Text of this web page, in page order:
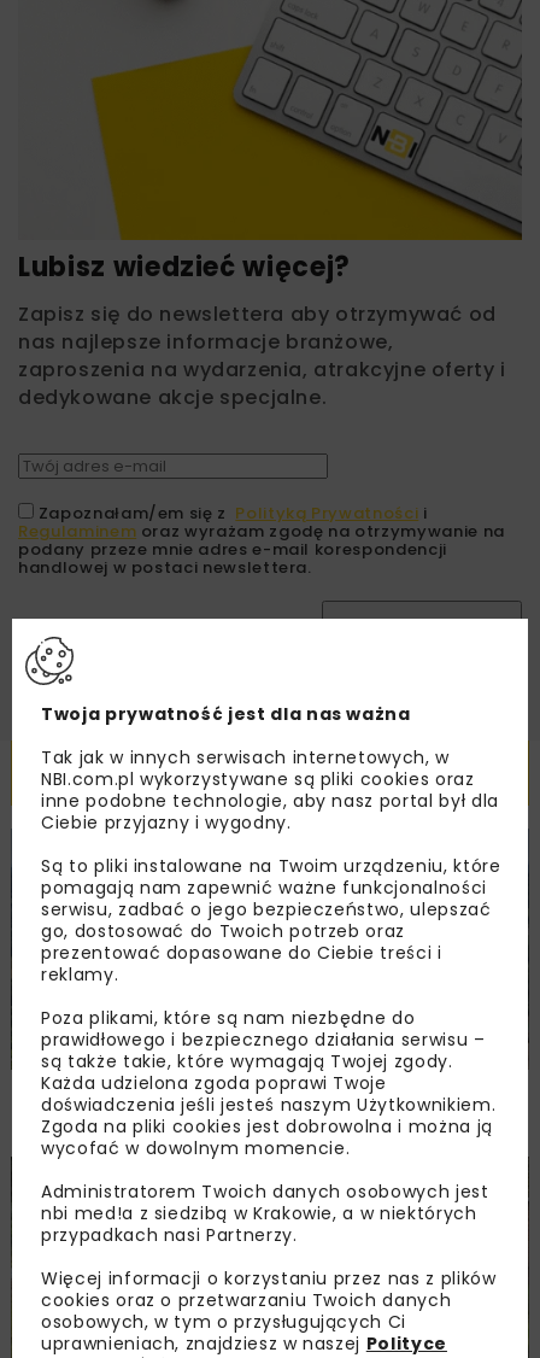
Lubisz wiedzieć więcej?
Zapisz się do newslettera aby otrzymywać od
nas najlepsze informacje branżowe,
zaproszenia na wydarzenia, atrakcyjne oferty i
dedykowane akcje specjalne.
Zapoznałam/em się z Polityką Prywatności i
Regulaminem oraz wyrażam zgodę na otrzymywanie na
podany przeze mnie adres e-mail korespondencji
handlowej w postaci newslettera.
Powiązane artykuły
KOLEJ WIADOMOŚCI INWESTYCJE
PKP PLK ogłosiły przetarg na odcinek Gdów
– Szczyrzyc projektu Podłęże–Piekiełko
DROGI INWESTYCJE WIADOMOŚCI
Twoja prywatność jest dla nas ważna
Tak jak w innych serwisach internetowych, w
NBI.com.pl wykorzystywane są pliki cookies oraz
inne podobne technologie, aby nasz portal był dla
Ciebie przyjazny i wygodny.
Są to pliki instalowane na Twoim urządzeniu, które
pomagają nam zapewnić ważne funkcjonalności
serwisu, zadbać o jego bezpieczeństwo, ulepszać
go, dostosować do Twoich potrzeb oraz
prezentować dopasowane do Ciebie treści i
reklamy.
Poza plikami, które są nam niezbędne do
prawidłowego i bezpiecznego działania serwisu –
są także takie, które wymagają Twojej zgody.
Każda udzielona zgoda poprawi Twoje
doświadczenia jeśli jesteś naszym Użytkownikiem.
Zgoda na pliki cookies jest dobrowolna i można ją
wycofać w dowolnym momencie.
Administratorem Twoich danych osobowych jest
nbi med!a z siedzibą w Krakowie, a w niektórych
przypadkach nasi Partnerzy.
Więcej informacji o korzystaniu przez nas z plików
cookies oraz o przetwarzaniu Twoich danych
osobowych, w tym o przysługujących Ci
uprawnieniach, znajdziesz w naszej Polityce